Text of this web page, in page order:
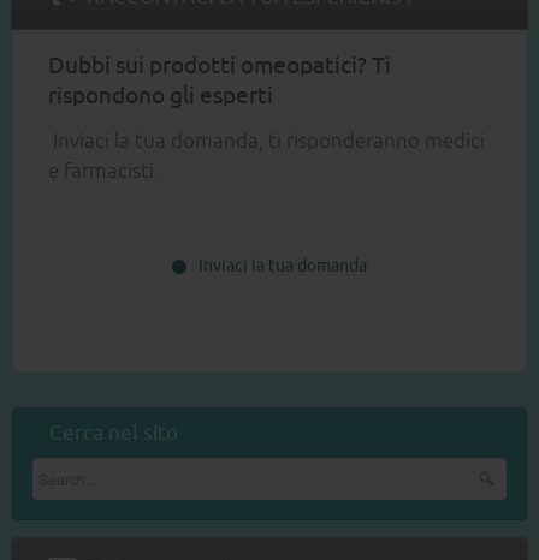
Dubbi sui prodotti omeopatici? Ti
rispondono gli esperti
Inviaci la tua domanda, ti risponderanno medici
e farmacisti.
Inviaci la tua domanda
Cerca nel sito